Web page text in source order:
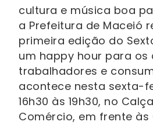
cultura e música boa
a Prefeitura de Maceió
primeira edição do
um happy hour para os
trabalhadores e
acontece nesta sexta-
16h30 às 19h30, no
Comércio, em frente às